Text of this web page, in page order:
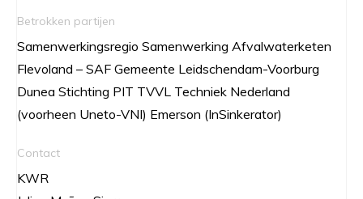
Betrokken partijen
Samenwerkingsregio Samenwerking Afvalwaterketen
Flevoland – SAF Gemeente Leidschendam-Voorburg
Dunea Stichting PIT TVVL Techniek Nederland
(voorheen Uneto-VNI) Emerson (InSinkerator)
Contact
KWR